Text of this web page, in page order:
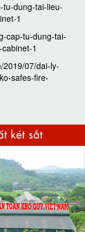
tu-dung-tai-lieu-
1
cap-tu-dung-tai-
1
2019/07/dai-ly-
safes-fire-